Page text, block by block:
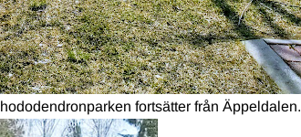
fortsätter från Äppeldalen.